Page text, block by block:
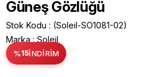
Güneş Gözlüğü
Stok Kodu
(Soleil-SO1081-02)
Marka : Soleil
%15İNDIRIM